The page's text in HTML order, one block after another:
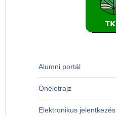
Alumni portál
Önéletrajz
Elektronikus jelentkezés